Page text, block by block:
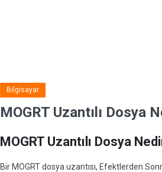
Bilgisayar
MOGRT Uzantılı Dosya
MOGRT Uzantılı Dosya
Bir MOGRT dosya uzantısı, Efektlerden